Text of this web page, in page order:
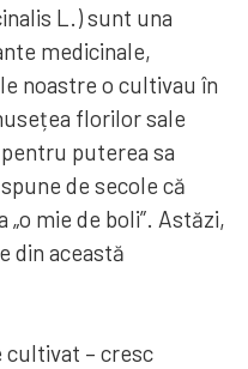
L.) sunt una
medicinale,
noastre o cultivau în
florilor sale
puterea sa
de secole că
mie de boli”. Astăzi,
din această
cultivat – cresc